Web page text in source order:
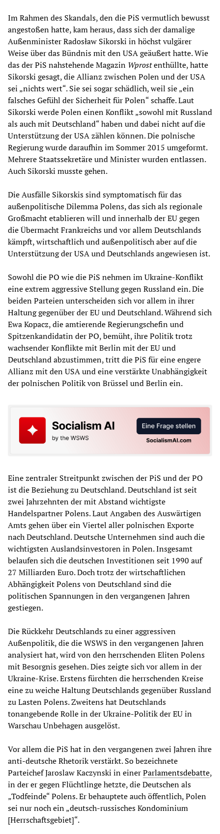
Im Rahmen des Skandals, den die PiS vermutlich bewusst
angestoßen hatte, kam heraus, dass sich der damalige
Außenminister Radosław Sikorski in höchst vulgärer
Weise über das Bündnis mit den USA geäußert hatte. Wie
das der PiS nahstehende Magazin Wprostenthüllte, hatte
Sikorski gesagt, die Allianz zwischen Polen und der USA
sei „nichts wert“. Sie sei sogar schädlich, weil sie „ein
falsches Gefühl der Sicherheit für Polen“ schaffe. Laut
Sikorski werde Polen einen Konflikt „sowohl mit Russland
als auch mit Deutschland“ haben und dabei nicht auf die
Unterstützung der USA zählen können. Die polnische
Regierung wurde daraufhin im Sommer 2015 umgeformt.
Mehrere Staatssekretäre und Minister wurden entlassen.
Auch Sikorski musste gehen.
Die Ausfälle Sikorskis sind symptomatisch für das
außenpolitische Dilemma Polens, das sich als regionale
Großmacht etablieren will und innerhalb der EU gegen
die Übermacht Frankreichs und vor allem Deutschlands
kämpft, wirtschaftlich und außenpolitisch aber auf die
Unterstützung der USA und Deutschlands angewiesen ist.
Sowohl die PO wie die PiS nehmen im Ukraine-Konflikt
eine extrem aggressive Stellung gegen Russland ein. Die
beiden Parteien unterscheiden sich vor allem in ihrer
Haltung gegenüber der EU und Deutschland. Während sich
Ewa Kopacz, die amtierende Regierungschefin und
Spitzenkandidatin der PO, bemüht, ihre Politik trotz
wachsender Konflikte mit Berlin mit der EU und
Deutschland abzustimmen, tritt die PiS für eine engere
Allianz mit den USA und eine verstärkte Unabhängigkeit
der polnischen Politik von Brüssel und Berlin ein.
Eine zentraler Streitpunkt zwischen der PiS und der PO
ist die Beziehung zu Deutschland. Deutschland ist seit
zwei Jahrzehnten der mit Abstand wichtigste
Handelspartner Polens. Laut Angaben des Auswärtigen
Amts gehen über ein Viertel aller polnischen Exporte
nach Deutschland. Deutsche Unternehmen sind auch die
wichtigsten Auslandsinvestoren in Polen. Insgesamt
belaufen sich die deutschen Investitionen seit 1990 auf
27 Milliarden Euro. Doch trotz der wirtschaftlichen
Abhängigkeit Polens von Deutschland sind die
politischen Spannungen in den vergangenen Jahren
gestiegen.
Die Rückkehr Deutschlands zu einer aggressiven
Außenpolitik, die die WSWS in den vergangenen Jahren
analysiert hat, wird von den herrschenden Eliten Polens
mit Besorgnis gesehen. Dies zeigte sich vor allem in der
Ukraine-Krise. Erstens fürchten die herrschenden Kreise
eine zu weiche Haltung Deutschlands gegenüber Russland
zu Lasten Polens. Zweitens hat Deutschlands
tonangebende Rolle in der Ukraine-Politik der EU in
Warschau Unbehagen ausgelöst.
Vor allem die PiS hat in den vergangenen zwei Jahren ihre
anti-deutsche Rhetorik verstärkt. So bezeichnete
Parteichef Jaroslaw Kaczynski in einerParlamentsdebatte,
in der er gegen Flüchtlinge hetzte, die Deutschen als
„Todfeinde“ Polens. Er behauptete auch öffentlich, Polen
sei nur noch ein „deutsch-russisches Kondominium
[Herrschaftsgebiet]“.